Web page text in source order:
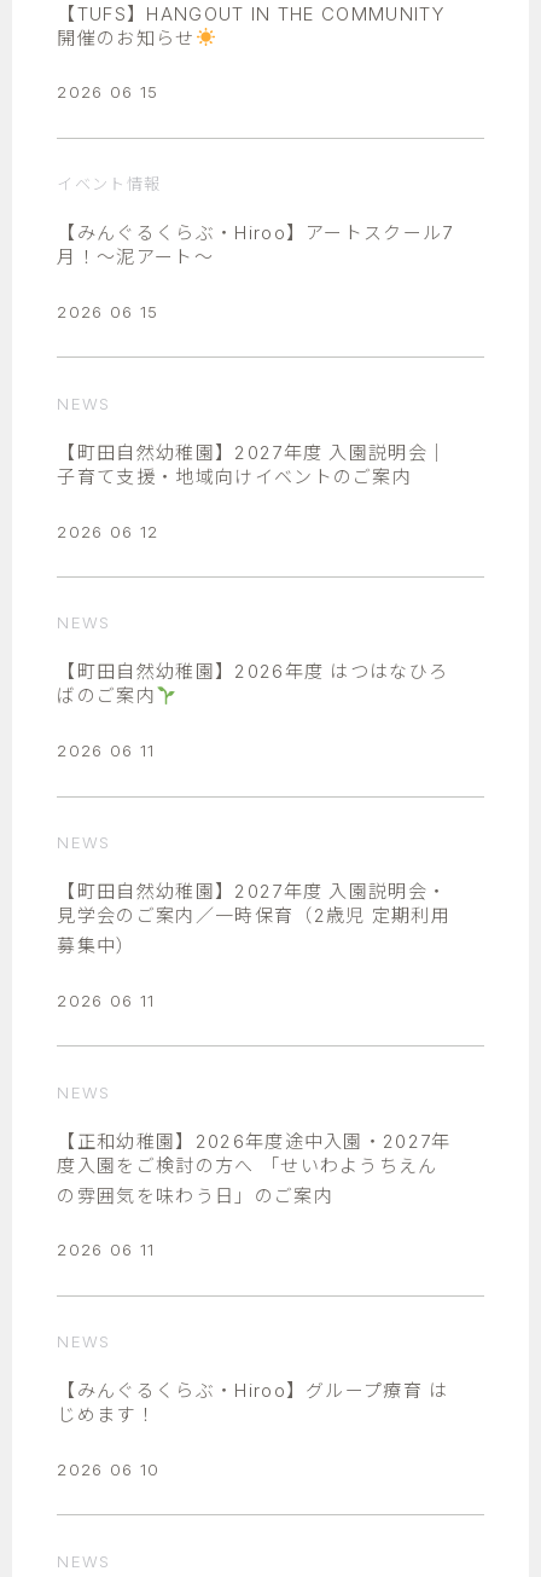
【TUFS】HANGOUT IN THE COMMUNITY
開催のお知らせ
2026 06 15
イベント情報
【みんぐるくらぶ・Hiroo】アートスクール7
月！～泥アート～
2026 06 15
NEWS
【町田自然幼稚園】2027年度 入園説明会｜
子育て支援・地域向けイベントのご案内
2026 06 12
NEWS
【町田自然幼稚園】2026年度 はつはなひろ
ばのご案内
2026 06 11
NEWS
【町田自然幼稚園】2027年度 入園説明会・
見学会のご案内／一時保育（2歳児 定期利用
募集中）
2026 06 11
NEWS
【正和幼稚園】2026年度途中入園・2027年
度入園をご検討の方へ 「せいわようちえん
の雰囲気を味わう日」のご案内
2026 06 11
NEWS
【みんぐるくらぶ・Hiroo】グループ療育 は
じめます！
2026 06 10
NEWS